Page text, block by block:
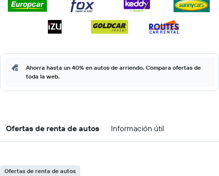
Ahorra hasta un 40% en autos de arriendo. Compara ofertas de
toda la web.
Ofertas de renta de autos Información útil
Ofertas de renta de autos